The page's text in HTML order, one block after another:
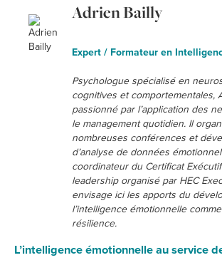
Adrien Bailly
Expert / Formateur en
Psychologue spécialisé en
cognitives et comportementales,
passionné par l’application des
le management quotidien. Il
nombreuses conférences et
d’analyse de données
coordinateur du Certificat
leadership organisé par HEC
envisage ici les apports du
l’intelligence émotionnelle
résilience.
L’intelligence émotionnelle au service